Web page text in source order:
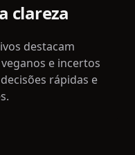
clareza
destacam
e incertos
rápidas e